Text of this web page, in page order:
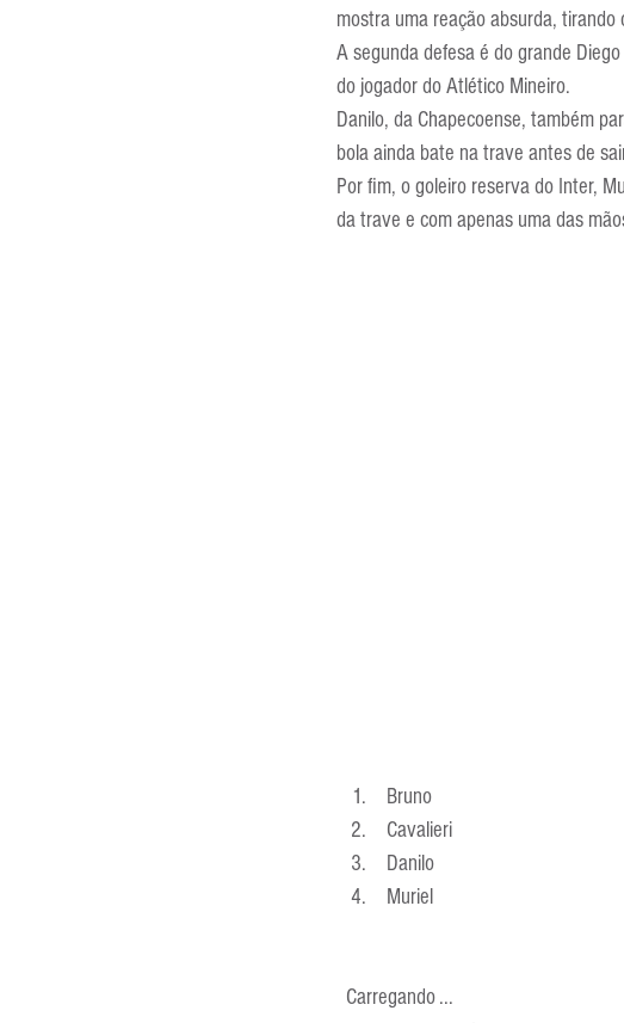
Escola Francesa Escola Inglesa
mostra uma reação absurda,
A segunda defesa é do grande
do jogador do Atlético Mineiro.
Danilo, da Chapecoense, também
bola ainda bate na trave antes de
Por fim, o goleiro reserva do Inter,
da trave e com apenas uma das
Bruno
Cavalieri
Danilo
Muriel
  Carregando ...